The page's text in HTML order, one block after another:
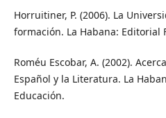
Horruitiner, P. (2006). La
formación. La Habana: Editorial
Roméu Escobar, A. (2002).
Español y la Literatura. La
Educación.